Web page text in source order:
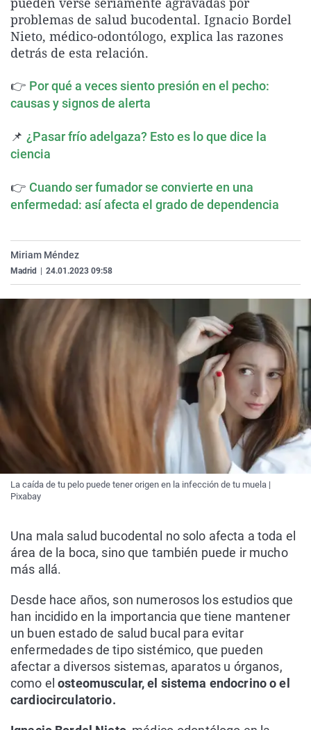
La rosa de los vientos
Gente viajera
Caso
Retornados
Operación Viuda
Extremadura
Galicia
Navarra
Virales
Televisión
problemas de salud bucodental. Ignacio Bordel
Nieto, médico-odontólogo, explica las razones
detrás de esta relación.
👉 Por qué a veces siento presión en el pecho:
causas y signos de alerta
📌 ¿Pasar frío adelgaza? Esto es lo que dice la
ciencia
👉 Cuando ser fumador se convierte en una
enfermedad: así afecta el grado de dependencia
Miriam Méndez
Madrid 24.01.2023 09:58
La caída de tu pelo puede tener origen en la infección de tu muela |
Pixabay
Una mala salud bucodental no solo afecta a toda el
área de la boca, sino que también puede ir mucho
más allá.
Desde hace años, son numerosos los estudios que
han incidido en la importancia que tiene mantener
un buen estado de salud bucal para evitar
enfermedades de tipo sistémico, que pueden
afectar a diversos sistemas, aparatos u órganos,
como elosteomuscular, el sistema endocrino o el
cardiocirculatorio.